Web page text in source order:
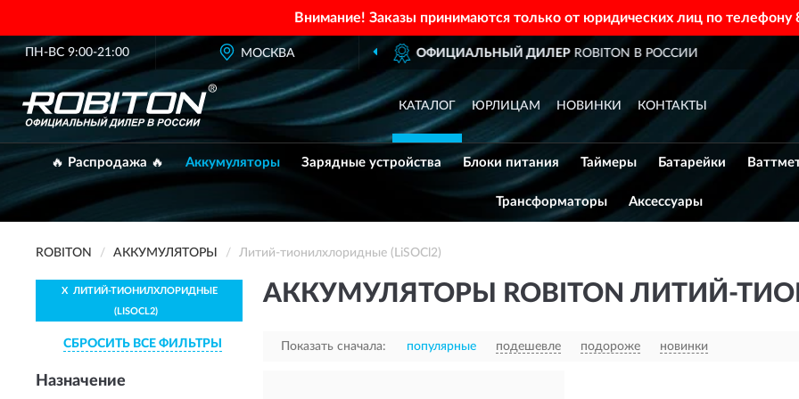
Внимание! Заказы принимаются только от юридических лиц по телефону
ПН-ВС 9:00-21:00 МОСКВА
ОФИЦИАЛЬНЫЙ ДИЛЕР ROBITON В РОССИИ ДОСТАВИМ
КАТАЛОГ ЮРЛИЦАМ НОВИНКИ КОНТАКТЫ
🔥 Распродажа 🔥 Аккумуляторы Зарядные устройства Блоки питания Таймеры Батарейки
Трансформаторы Аксессуары
ROBITON АККУМУЛЯТОРЫ Литий-тионилхлоридные (LiSOCl2)
X ЛИТИЙ-ТИОНИЛХЛОРИДНЫЕ
(LISOCL2)
СБРОСИТЬ ВСЕ ФИЛЬТРЫ
Назначение
АККУМУЛЯТОРЫ ROBITON ЛИТИЙ-
Показать сначала: популярные подешевле подороже новинки